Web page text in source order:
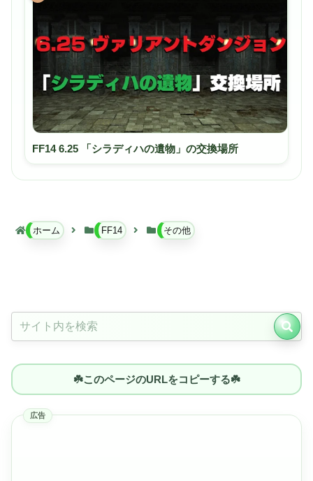
FF14 6.25 「シラディハの遺物」の交換場所
ホーム FF14 その他
☘️このページのURLをコピーする☘️
広告